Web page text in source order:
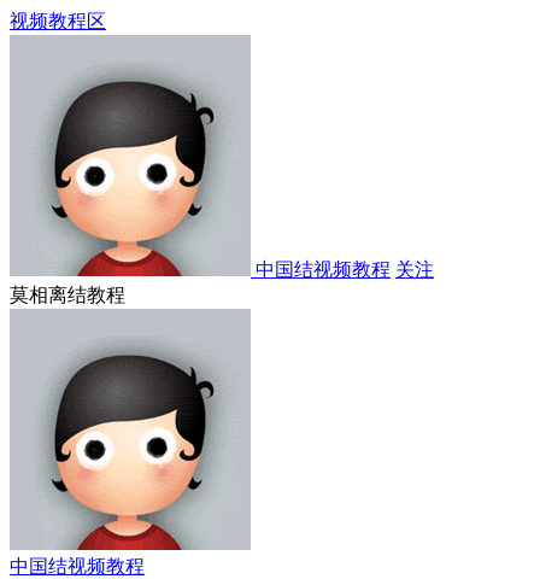
视频教程区
中国结视频教程 关注
莫相离结教程
中国结视频教程